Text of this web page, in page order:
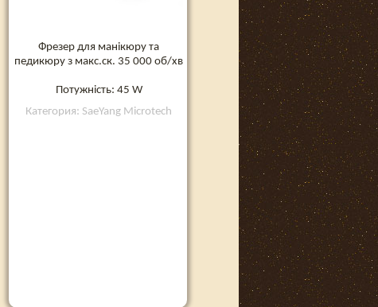
Фрезер для манікюру та
педикюру з макс.ск. 35 000 об/хв
Потужність: 45 W
Категория: SaeYang Microtech